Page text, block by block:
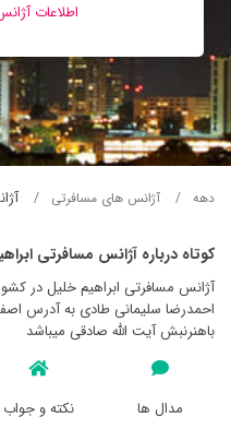
اطلاعات
دهه آژانس های مسافرتی
کوتاه درباره آژانس مسافرتی
آژانس مسافرتی ابراهيم خليل در
احمدرضا سلیمانی طادی به آدرس
باهنرنبش آیت الله صادقی میباشد
مدال ها
نکته و جواب